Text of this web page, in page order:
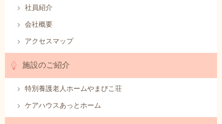
社員紹介
会社概要
アクセスマップ
施設のご紹介
特別養護老人ホームやまびこ荘
ケアハウスあっとホーム